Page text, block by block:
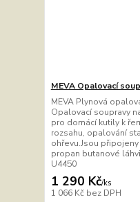
MEVA Opalovací
MEVA Plynová
Opalovací soupravy
pro domácí kutily k
rozsahu, opalování
ohřevu.Jsou
propan butanové
U4450
1 290 Kč/ks
1 066 Kč bez DPH